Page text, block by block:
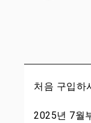
처음 구입하
2025년 7월